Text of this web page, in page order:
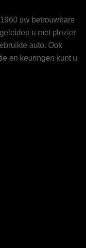
uw betrouwbare
u met plezier
auto. Ook
en keuringen kunt u